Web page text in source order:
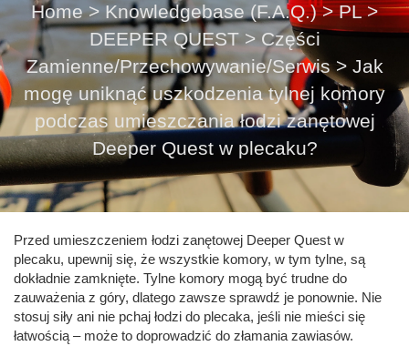
Home > Knowledgebase (F.A.Q.) > PL >
DEEPER QUEST > Części
Zamienne/Przechowywanie/Serwis > Jak
mogę uniknąć uszkodzenia tylnej komory
podczas umieszczania łodzi zanętowej
Deeper Quest w plecaku?
Przed umieszczeniem łodzi zanętowej Deeper Quest w
plecaku, upewnij się, że wszystkie komory, w tym tylne, są
dokładnie zamknięte. Tylne komory mogą być trudne do
zauważenia z góry, dlatego zawsze sprawdź je ponownie. Nie
stosuj siły ani nie pchaj łodzi do plecaka, jeśli nie mieści się
łatwością – może to doprowadzić do złamania zawiasów.